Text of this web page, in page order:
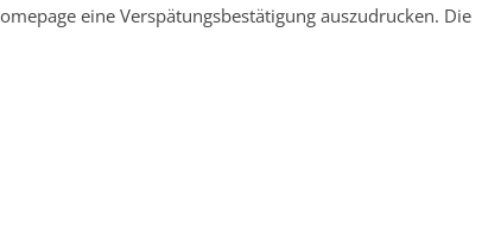
eine Verspätungsbestätigung auszudrucken. Die